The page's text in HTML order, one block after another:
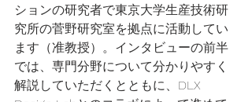
ションの研究者で東京大学生産技術研
究所の菅野研究室を拠点に活動してい
ます（准教授）。インタビューの前半
では、専門分野について分かりやすく
解説していただくとともに、DLX